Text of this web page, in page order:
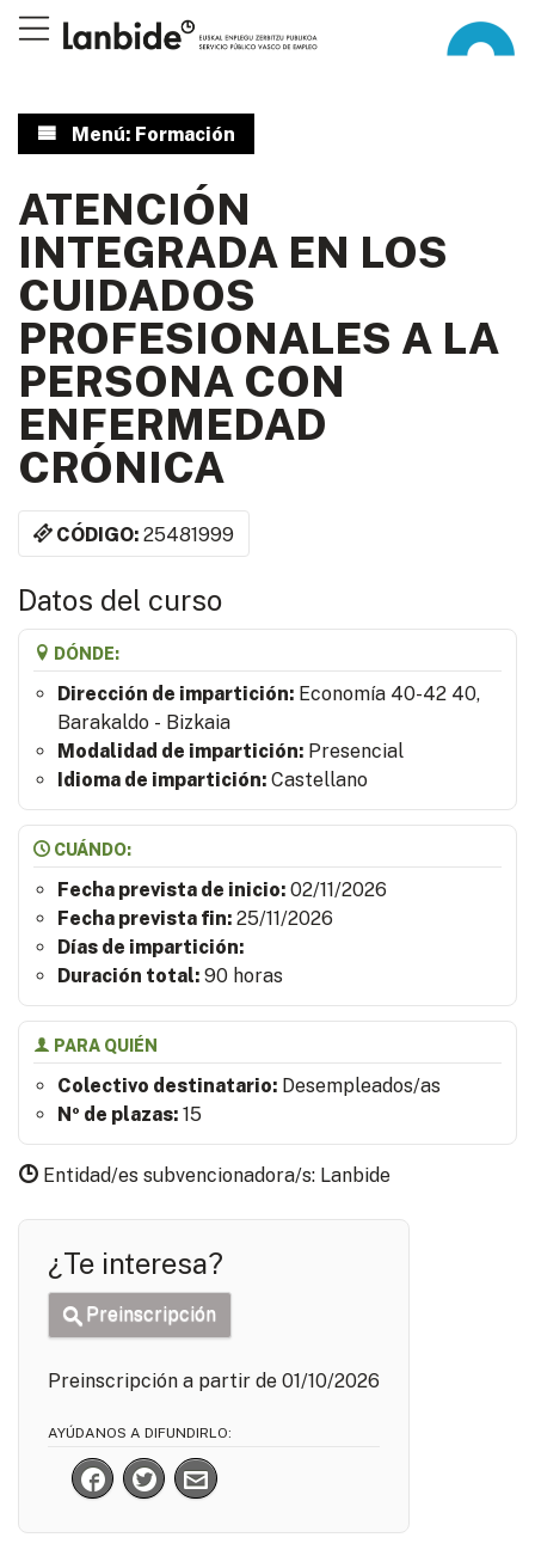
Menú: Formación
ATENCIÓN
INTEGRADA EN LOS
CUIDADOS
PROFESIONALES A LA
PERSONA CON
ENFERMEDAD
CRÓNICA
CÓDIGO:25481999
Datos del curso
DÓNDE:
Dirección de impartición: Economía 40-42 40,
Barakaldo - Bizkaia
Modalidad de impartición: Presencial
Idioma de impartición: Castellano
CUÁNDO:
Fecha prevista de inicio: 02/11/2026
Fecha prevista fin: 25/11/2026
Días de impartición:
Duración total: 90 horas
PARA QUIÉN
Colectivo destinatario: Desempleados/as
Nº de plazas: 15
Entidad/es subvencionadora/s: Lanbide
¿Te interesa?
Preinscripción
Preinscripción a partir de 01/10/2026
AYÚDANOS A DIFUNDIRLO: